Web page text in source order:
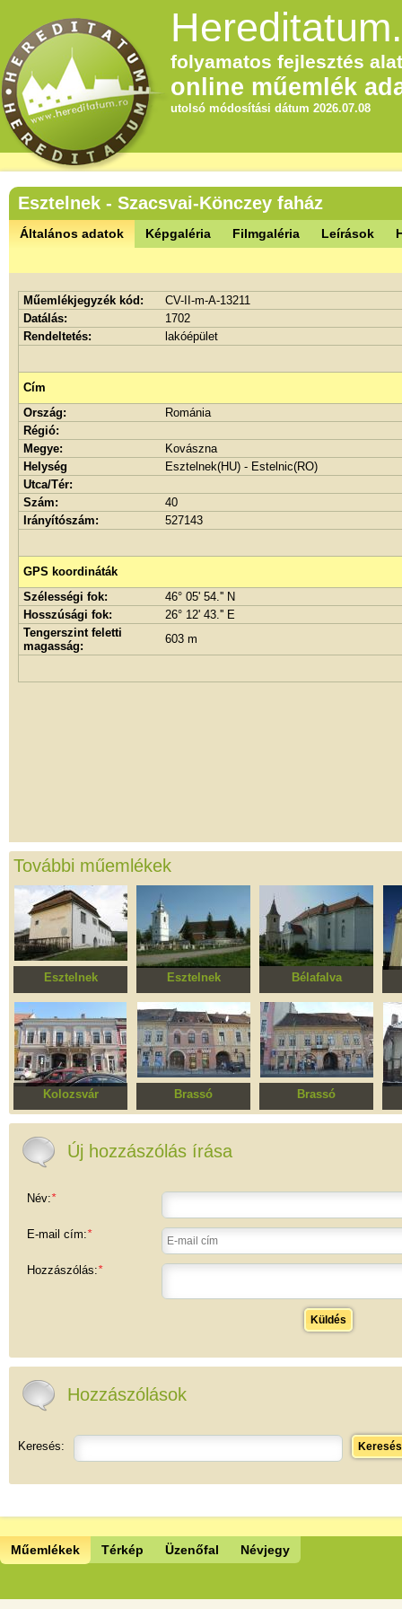
folyamatos fejlesztés
online műemlék
utolsó módosítási dátum 2026.07.08
Esztelnek - Szacsvai-Könczey faház
Általános adatok Képgaléria Filmgaléria Leírások
Műemlékjegyzék kód:
CV-II-m-A-13211
Datálás:
1702
Rendeltetés:
lakóépület
Cím
Ország:
Románia
Régió:
Megye:
Kovászna
Helység
Esztelnek(HU) - Estelnic(RO)
Utca/Tér:
Szám:
40
Irányítószám:
527143
GPS koordináták
Szélességi fok:
46° 05' 54.'' N
Hosszúsági fok:
26° 12' 43.'' E
Tengerszint feletti
magasság:
603 m
További műemlékek
Esztelnek
Ferences kolostor
Esztelnek
Római katolikus
templom
Bélafalva
Szent Bertalan Római
Katolikus templom
Kolozsvár
Folly-, Hutflesz-házak
Brassó
Ház
Brassó
Seuler ház
Új hozzászólás írása
Név:*
E-mail cím:*
Hozzászólás:*
Küldés
Hozzászólások
Keresés: Keresés
Műemlékek Térkép Üzenőfal Névjegy